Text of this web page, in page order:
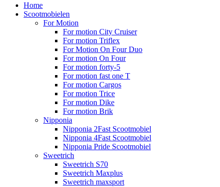
Home
Scootmobielen
For Motion
For motion City Cruiser
For motion Triflex
For Motion On Four Duo
For motion On Four
For motion forty-5
For motion fast one T
For motion Cargos
For motion Trice
For motion Dike
For motion Brik
Nipponia
Nipponia 2Fast Scootmobiel
Nipponia 4Fast Scootmobiel
Nipponia Pride Scootmobiel
Sweetrich
Sweetrich S70
Sweetrich Maxplus
Sweetrich maxsport